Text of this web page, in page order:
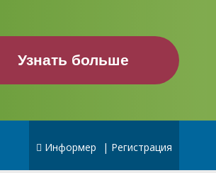
Узнать больше
Информер | Регистрация